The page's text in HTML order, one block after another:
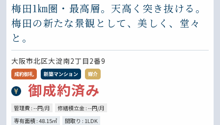
梅田1㎞圏・最高層。天高く突き抜ける。
梅田の新たな景観として、美しく、堂々
と。
大阪市北区大淀南2丁目2番9
成約御礼 新築マンション 媒介
御成約済み
管理費 : --円/月
修繕積立金 : --円/月
専有面積 : 48.15㎡
間取り : 1LDK